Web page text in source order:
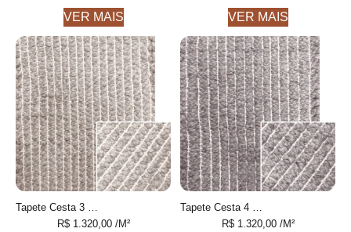
VER MAIS VER MAIS
R$1.320,00/M²
R$1.320,00/M²